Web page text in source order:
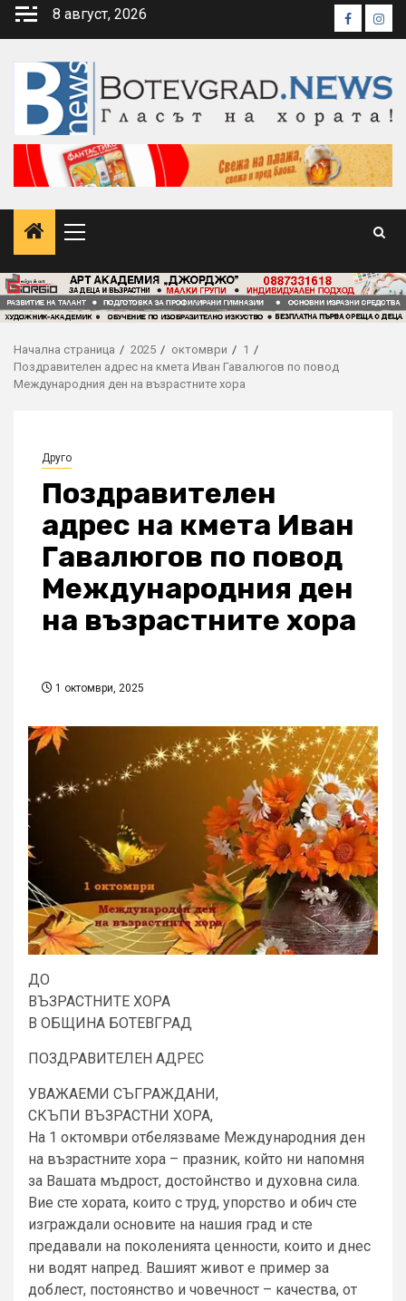
Skip
8 август, 2026 Facebook
Primary
Начална страница 2025 октомври
1
Поздравителен адрес на кмета Иван Гавалюгов по повод
Международния ден на възрастните хора
Друго
Поздравителен
адрес на кмета Иван
Гавалюгов по повод
Международния ден
на възрастните хора
1 октомври, 2025
ДО
ВЪЗРАСТНИТЕ ХОРА
В ОБЩИНА БОТЕВГРАД
ПОЗДРАВИТЕЛЕН АДРЕС
УВАЖАЕМИ СЪГРАЖДАНИ,
СКЪПИ ВЪЗРАСТНИ ХОРА,
На 1 октомври отбелязваме Международния ден
на възрастните хора – празник, който ни напомня
за Вашата мъдрост, достойнство и духовна сила.
Вие сте хората, които с труд, упорство и обич сте
изграждали основите на нашия град и сте
предавали на поколенията ценности, които и днес
ни водят напред. Вашият живот е пример за
доблест, постоянство и човечност – качества, от